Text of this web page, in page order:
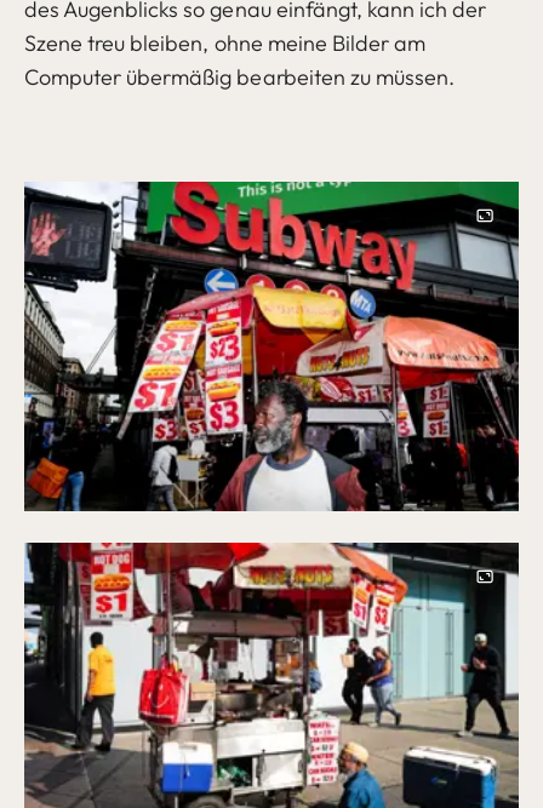
des Augenblicks so genau einfängt, kann ich der
Szene treu bleiben, ohne meine Bilder am
Computer übermäßig bearbeiten zu müssen.
Image